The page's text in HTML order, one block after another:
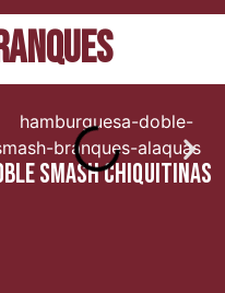
SMASH CHIQUITINAS